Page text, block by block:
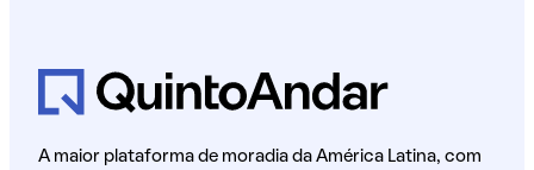
A maior plataforma de moradia da América Latina, com